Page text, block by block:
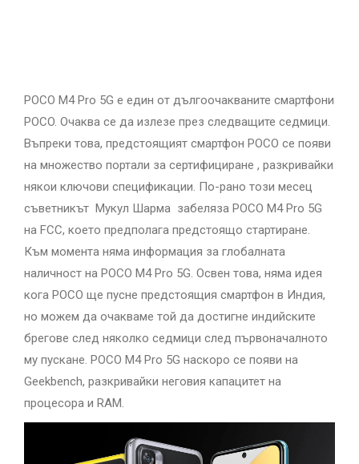
POCO M4 Pro 5G е един от дългоочакваните смартфони
POCO. Очаква се да излезе през следващите седмици.
Въпреки това, предстоящият смартфон POCO се появи
на множество портали за сертифициране , разкривайки
някои ключови спецификации. По-рано този месец
съветникът Мукул Шарма забеляза POCO M4 Pro 5G
на FCC, което предполага предстоящо стартиране.
Към момента няма информация за глобалната
наличност на POCO M4 Pro 5G. Освен това, няма идея
кога POCO ще пусне предстоящия смартфон в Индия,
но можем да очакваме той да достигне индийските
брегове след няколко седмици след първоначалното
му пускане. POCO M4 Pro 5G наскоро се появи на
Geekbench, разкривайки неговия капацитет на
процесора и RAM.